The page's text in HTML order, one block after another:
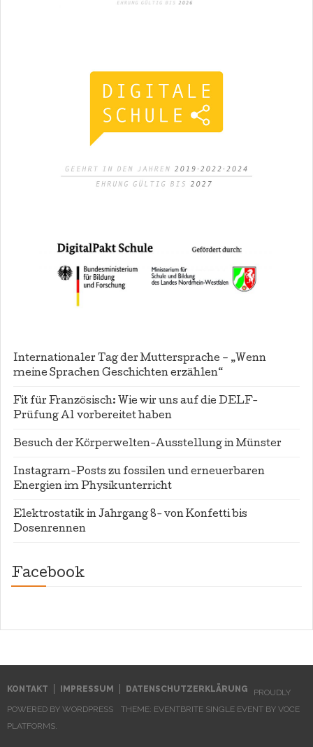
Internationaler Tag der Muttersprache – „Wenn
meine Sprachen Geschichten erzählen“
Fit für Französisch: Wie wir uns auf die DELF-
Prüfung A1 vorbereitet haben
Besuch der Körperwelten-Ausstellung in Münster
Instagram-Posts zu fossilen und erneuerbaren
Energien im Physikunterricht
Elektrostatik in Jahrgang 8- von Konfetti bis
Dosenrennen
Facebook
KONTAKT IMPRESSUM DATENSCHUTZERKLÄRUNG
PROUDLY
POWERED BY WORDPRESS
THEME: EVENTBRITE SINGLE EVENT BY VOCE
PLATFORMS